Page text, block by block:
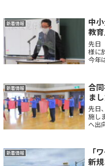
当日
る...
新着情報
中
教
先日
様に
今年
して
新着情報
合
ま
先日
施し
へ出
れ
を...
新着情報
「
新